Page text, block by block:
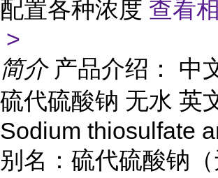
配置各种浓度 查看
>
简介 产品介绍： 中
硫代硫酸钠 无水 英
Sodium thiosulfate
别名：硫代硫酸钠（